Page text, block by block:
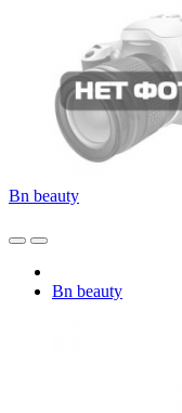
Bn beauty
Bn beauty